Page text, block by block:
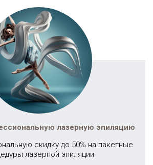
лазерную эпиляцию
скидку до 50% на пакетные
лазерной эпиляции